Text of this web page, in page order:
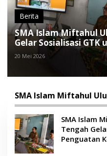
Berita
SMA Islam Miftahul
Gelar Sosialisasi
Kompetensi Guru
20 Mei 2026
SMA Islam Miftahul
SMA Islam
Tengah
Penguatan